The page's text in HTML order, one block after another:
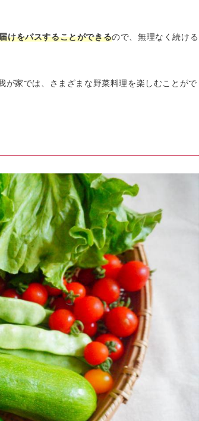
けをパスすることができるので、無理なく続ける
家では、さまざまな野菜料理を楽しむことがで